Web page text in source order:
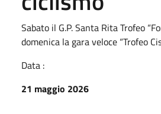
Sabato il G.P. Santa Rita Trofeo
domenica la gara veloce “Trofeo
Data :
21 maggio 2026